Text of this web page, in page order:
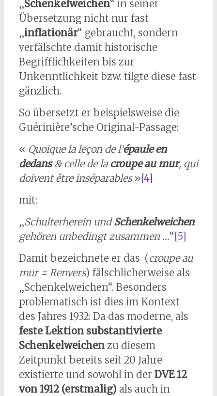
„Schenkelweichen“ in seiner
Übersetzung nicht nur fast
„inflationär“ gebraucht, sondern
verfälschte damit historische
Begrifflichkeiten bis zur
Unkenntlichkeit bzw. tilgte diese fast
gänzlich.
So übersetzt er beispielsweise die
Guérinière’sche Original-Passage:
« Quoique la leçon de l‘épaule en
dedans& celle de la croupe au mur, qui
doivent être inséparables»[4]
mit:
„Schulterherein undSchenkelweichen
gehören unbedingt zusammen …“[5]
Damit bezeichnete er das (croupe au
mur = Renvers) fälschlicherweise als
„Schenkelweichen“. Besonders
problematisch ist dies im Kontext
des Jahres 1932: Da das moderne, als
feste Lektion substantivierte
Schenkelweichenzu diesem
Zeitpunkt bereits seit 20 Jahre
existierte und sowohl in der DVE 12
von 1912 (erstmalig) als auch in